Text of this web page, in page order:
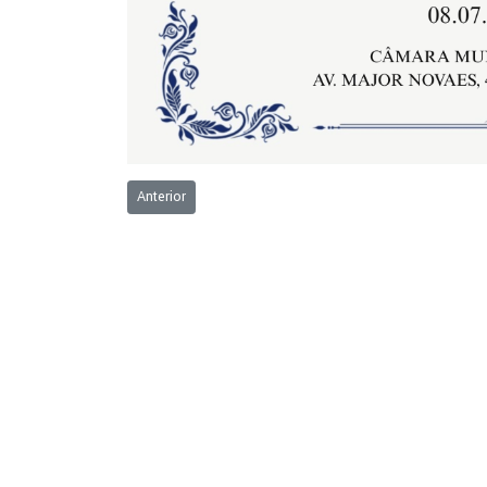
Artigo anterior: Câmara Municipal realiza Sessão de
Anterior